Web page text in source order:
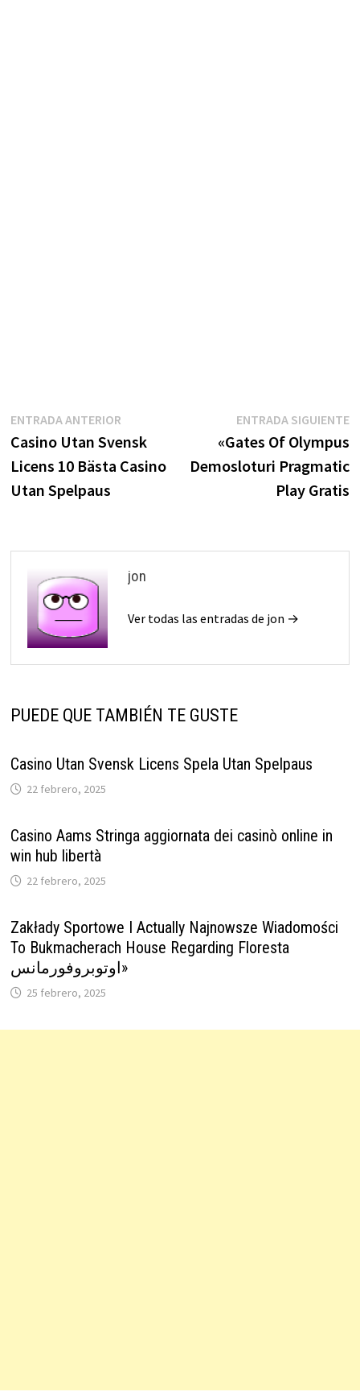
Navegación
de
entradas
ENTRADA ANTERIOREntrada
anterior:
Casino Utan Svensk
Licens 10 Bästa Casino
Utan Spelpaus
ENTRADA SIGUIENTE
«Gates Of Olympus
Demosloturi Pragmatic
Play Gratis
jon
Ver todas las entradas de jon →
PUEDE QUE TAMBIÉN TE GUSTE
Casino Utan Svensk Licens Spela Utan Spelpaus
22 febrero, 2025
Casino Aams Stringa aggiornata dei casinò online in
win hub libertà
22 febrero, 2025
Zakłady Sportowe I Actually Najnowsze Wiadomości
To Bukmacherach House Regarding Floresta
اوتوبروفورمانس»
25 febrero, 2025